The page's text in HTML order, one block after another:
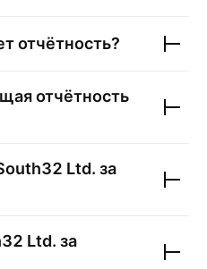
отчётность?
отчётность
Ltd. за
Ltd. за